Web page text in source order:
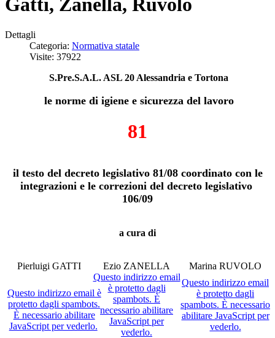
Dettagli
Categoria: Normativa statale
Visite: 37922
S.Pre.S.A.L. ASL 20 Alessandria e Tortona
le norme di igiene e sicurezza del lavoro
81
il testo del decreto legislativo 81/08 coordinato con le
integrazioni e le correzioni del decreto legislativo
106/09
a cura di
Pierluigi GATTI Ezio ZANELLA Marina RUVOLO
Questo indirizzo email è
protetto dagli spambots.
È necessario abilitare
JavaScript per vederlo.
Questo indirizzo email
è protetto dagli
spambots. È
necessario abilitare
JavaScript per
vederlo.
Questo indirizzo email
è protetto dagli
spambots. È necessario
abilitare JavaScript per
vederlo.